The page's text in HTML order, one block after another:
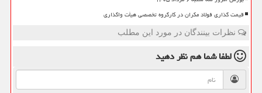
قیمت گذاری فولاد مکران در کارگروه تخصصی هیأت واگذاری
نظرات بینندگان در مورد این مطلب
لطفا شما همنظر دهید